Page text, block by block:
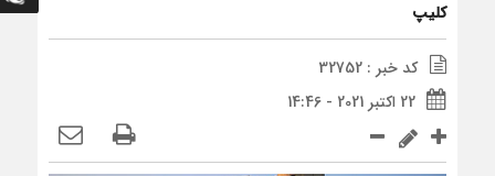
کلیپ
کد خبر : 32752
22 اکتبر 2021 - 14:46